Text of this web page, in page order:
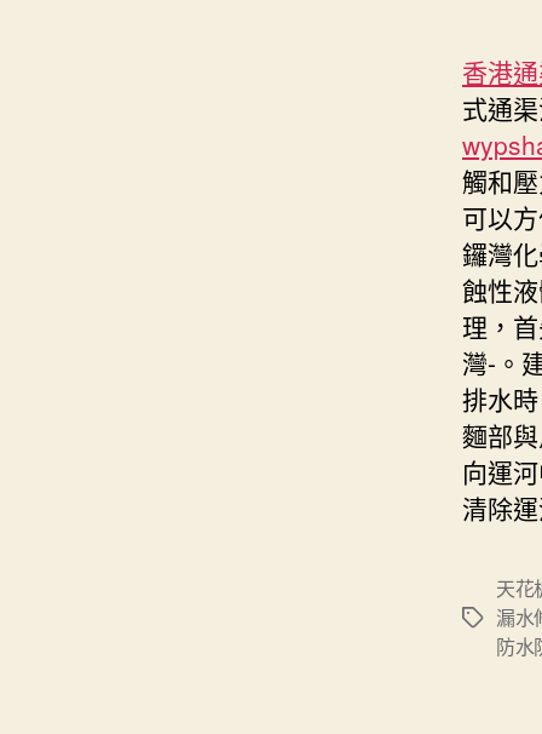
香港
式通
觸和
可以
鑼灣
蝕性
理，
灣-。
排水
麵部
向運
清除
Tags
天花
漏水
防水